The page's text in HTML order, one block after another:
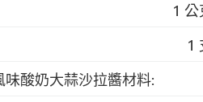
1
1
味酸奶大蒜沙拉醬材料: